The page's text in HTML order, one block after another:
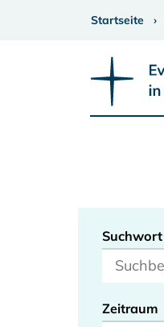
Startseite
Suchwort
Zeitraum